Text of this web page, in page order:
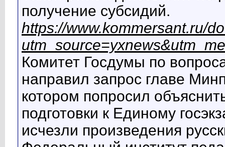
получение субсидий.
https://www.kommersant.ru/
Комитет Госдумы по
направил запрос главе
котором попросил
подготовки к Единому
исчезли произведения